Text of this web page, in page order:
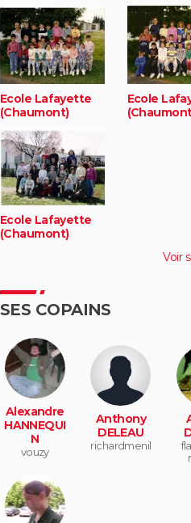
Ecole Lafayette
(Chaumont)
Ecole
Ecole Lafayette
(Chaumont)
Voir
SES COPAINS
Alexandre
HANNEQUI
N
vouzy
Anthony
DELEAU
richardmenil